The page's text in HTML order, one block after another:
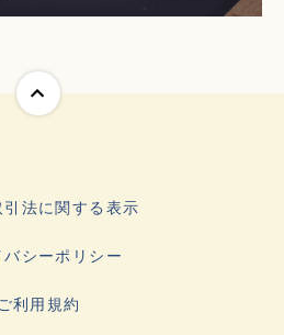
引法に関する表示
バシーポリシー
利用規約